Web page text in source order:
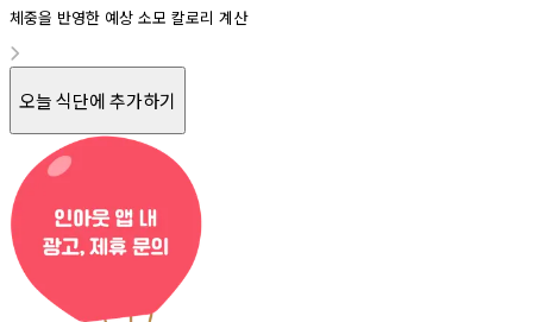
체중을 반영한 예상 소모 칼로리 계산
오늘 식단에 추가하기